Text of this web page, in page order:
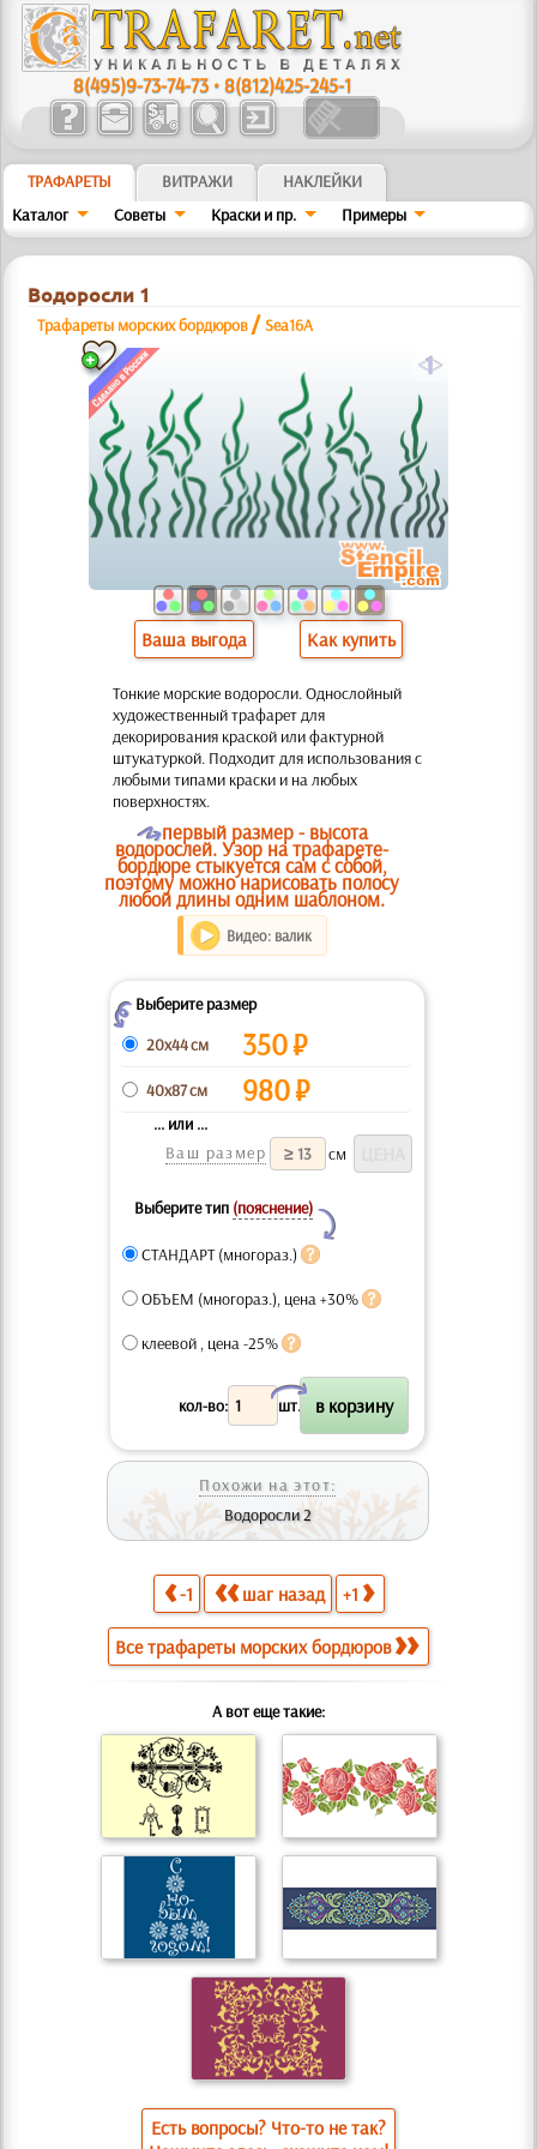
8(495)9-73-74-73 •8(812)425-245-1
ТРАФАРЕТЫ ВИТРАЖИ
НАКЛЕЙКИ
Каталог
Советы Краски и пр. Примеры
Водоросли 1
Трафареты морских бордюров /Sea16A
a
Ваша выгода Как купить
Тонкие морские водоросли. Однослойный
художественный трафарет для
декорирования краской или фактурной
штукатуркой. Подходит для использования с
любыми типами краски и на любых
поверхностях.
Oпервый размер - высота
водорослей. Узор на трафарете-
бордюре стыкуется сам с собой,
поэтому можно нарисовать полосу
любой длины одним шаблоном.
Видео: валик
ZВыберите размер
20x44 см
350₽
40x87 см 980₽
... или ...
Ваш размер
см
Выберите тип (пояснение)
Y
СТАНДАРТ (многораз.)
ОБЪЕМ (многораз.), цена +30%
клеевой , цена -25%
кол-во: шт.
X
Похожи на этот:
Водоросли 2
-1 шаг назад +1
Все трафареты морских бордюров
А вот еще такие:
Есть вопросы? Что-то не так?